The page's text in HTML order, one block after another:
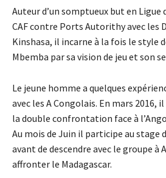
Auteur d’un somptueux but en Ligue
CAF contre Ports Autorithy avec les
Kinshasa, il incarne à la fois le style
Mbemba par sa vision de jeu et son
Le jeune homme a quelques
avec les A Congolais. En mars 2016,
la double confrontation face à
Au mois de Juin il participe au stage
avant de descendre avec le groupe à
affronter le Madagascar.